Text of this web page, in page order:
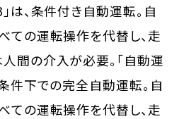
は、条件付き自動運転。自
ての運転操作を代替し、走
間の介入が必要。「自動運
件下での完全自動運転。自
ての運転操作を代替し、走